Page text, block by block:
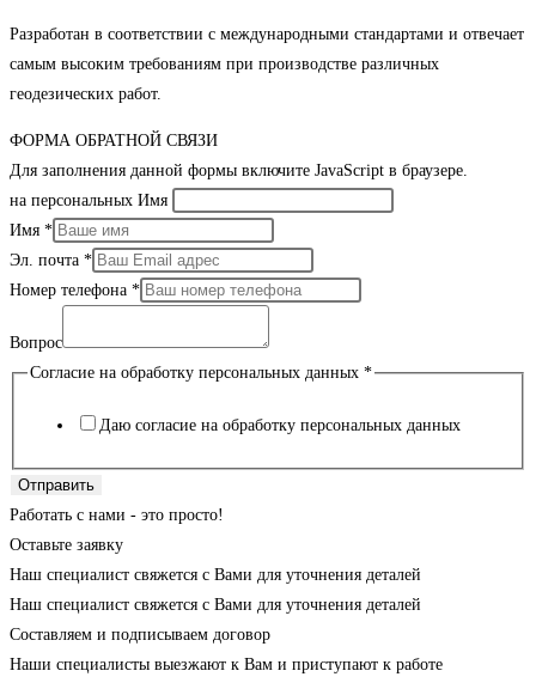
Разработан в соответствии с международными стандартами и отвечает
самым высоким требованиям при производстве различных
геодезических работ.
ФОРМА ОБРАТНОЙ СВЯЗИ
Для заполнения данной формы включите JavaScript в браузере.
на персональных Имя
Имя *
Эл. почта *
Номер телефона *
Вопрос
Согласие на обработку персональных данных *
Даю согласие на обработку персональных данных
Отправить
Работать с нами - это просто!
Оставьте заявку
Наш специалист свяжется с Вами для уточнения деталей
Наш специалист свяжется с Вами для уточнения деталей
Составляем и подписываем договор
Наши специалисты выезжают к Вам и приступают к работе